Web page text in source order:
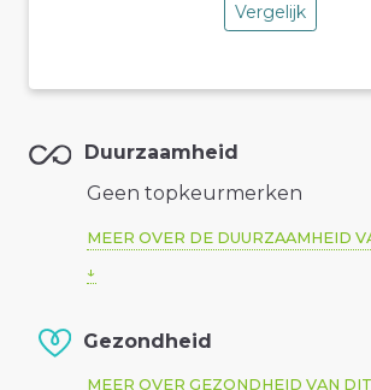
Vergelijk
Duurzaamheid
Geen topkeurmerken
MEER OVER DE DUURZAAMHEID
Gezondheid
MEER OVER GEZONDHEID VAN